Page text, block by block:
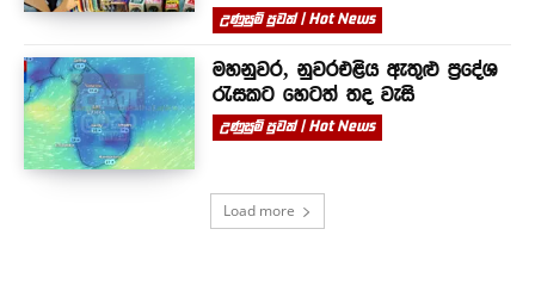
උණුසුම් පුවත් | Hot News
මහනුවර, නුවරඑළිය ඇතුළු ප්‍රදේශ
රැසකට හෙටත් තද වැසි
උණුසුම් පුවත් | Hot News
Load more